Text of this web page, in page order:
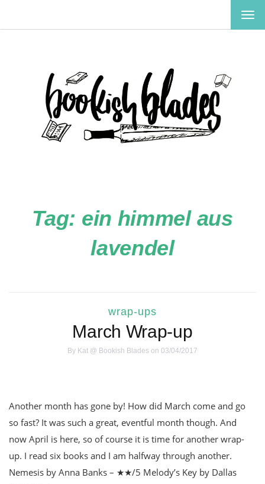
Tag: ein himmel aus
lavendel
wrap-ups
March Wrap-up
By Kat @ Bookish Blades on 03/04/2017
Another month has gone by! How did March come and go
so fast? It was such a great, eventful month though. And
now April is here, so of course it is time for another wrap-
up. I read six books and I am halfway through another.
Nemesis by Anna Banks – ★★/5 Melody’s Key by Dallas